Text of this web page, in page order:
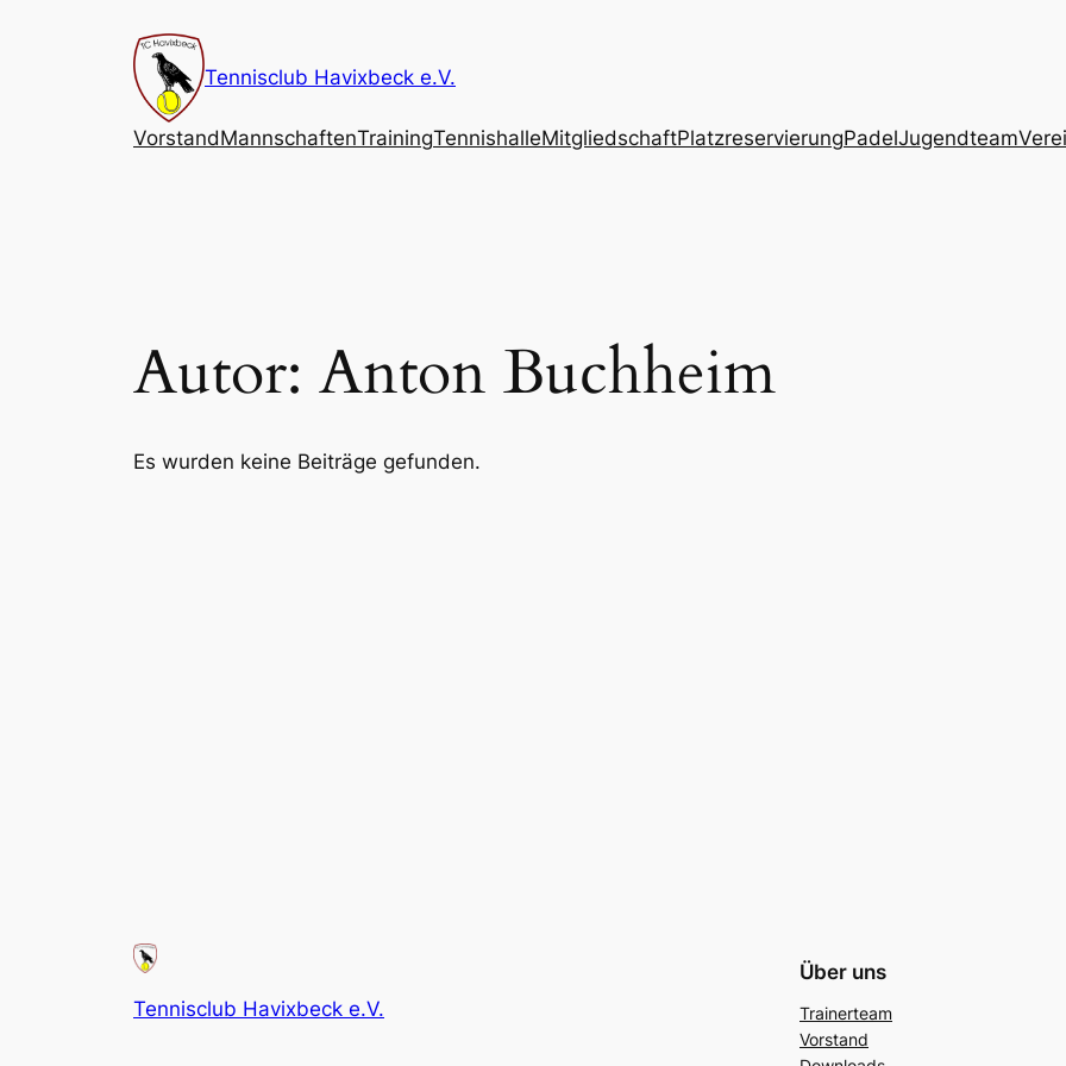
Tennisclub Havixbeck e.V.
VorstandMannschaftenTrainingTennishalleMitgliedschaftPlatzreservierungPadelJugendteam
Autor: Anton Buchheim
Es wurden keine Beiträge gefunden.
Tennisclub Havixbeck e.V.
Über uns
Trainerteam
Vorstand